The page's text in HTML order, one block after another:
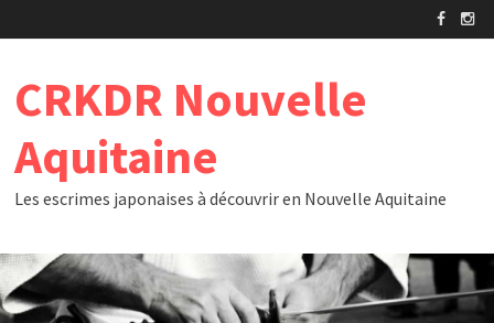
au
CRKDR Nouvelle
Aquitaine
Les escrimes japonaises à découvrir en Nouvelle Aquitaine